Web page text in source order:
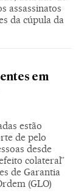
assassinatos
da cúpula da
em
estão
de pelo
desde
colateral”
de Garantia
(GLO)